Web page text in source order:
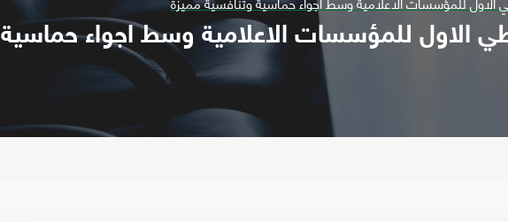
الاول للمؤسسات الاعلامية وسط اجواء حماسية